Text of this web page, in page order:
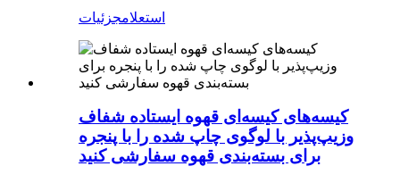
استعلامجزئیات
کیسه‌های کیسه‌ای قهوه ایستاده شفاف
وزیپ‌پذیر با لوگوی چاپ شده را با پنجره
برای بسته‌بندی قهوه سفارشی کنید